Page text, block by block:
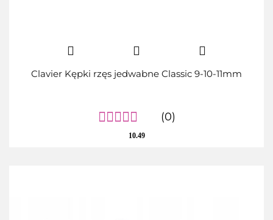
Clavier Kępki rzęs jedwabne Classic 9-10-11mm
(0)
10.49